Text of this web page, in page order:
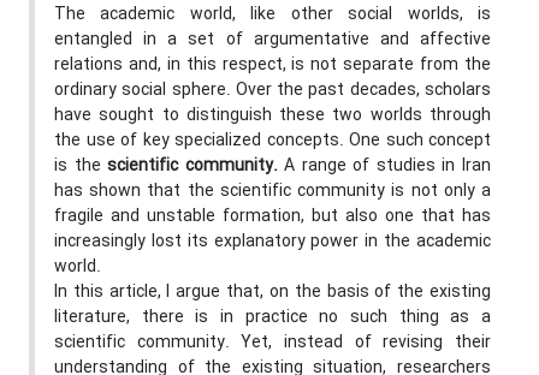
The academic world, like other social worlds, is
entangled in a set of argumentative and affective
relations and, in this respect, is not separate from the
ordinary social sphere. Over the past decades, scholars
have sought to distinguish these two worlds through
the use of key specialized concepts. One such concept
is thescientific community.A range of studies in Iran
has shown that the scientific community is not only a
fragile and unstable formation, but also one that has
increasingly lost its explanatory power in the academic
world.
In this article, I argue that, on the basis of the existing
literature, there is in practice no such thing as a
scientific community. Yet, instead of revising their
understanding of the existing situation, researchers